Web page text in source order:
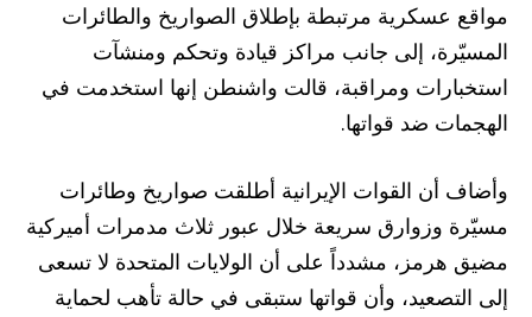
مواقع عسكرية مرتبطة بإطلاق الصواريخ والطائرات
المسيّرة، إلى جانب مراكز قيادة وتحكم ومنشآت
استخبارات ومراقبة، قالت واشنطن إنها استخدمت في
الهجمات ضد قواتها.
وأضاف أن القوات الإيرانية أطلقت صواريخ وطائرات
مسيّرة وزوارق سريعة خلال عبور ثلاث مدمرات أميركية
مضيق هرمز، مشدداً على أن الولايات المتحدة لا تسعى
إلى التصعيد، وأن قواتها ستبقى في حالة تأهب لحماية